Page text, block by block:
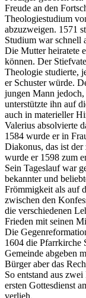
Freude an den
Theologiestudium
abzuzweigen. 1571
Studium war schnell
Die Mutter heiratete
können. Der
Theologie studierte,
er Schuster würde.
jungen Mann
unterstützte ihn auf
auch in materieller
Valerius absolvierte
1584 wurde er in
Diakonus, das ist
wurde er 1598 zum
Sein Tageslauf war
bekannter und
Frömmigkeit als auf
zwischen den
die verschiedenen
Frieden mit seinen
Die
1604 die Pfarrkirche
Gemeinde abgeben
Bürger aber das
So entstand aus
ersten Gottesdienst
verlieh.